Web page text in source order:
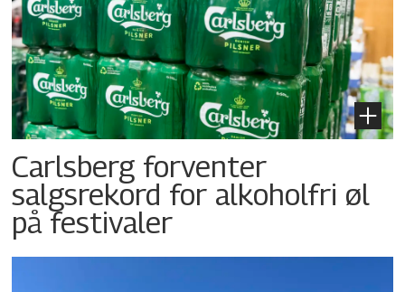
Carlsberg forventer
salgsrekord for alkoholfri øl
på festivaler